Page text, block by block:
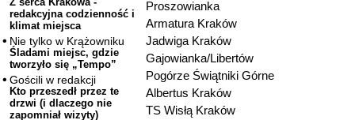
redakcyjna codzienność i
klimat miejsca
Nie tylko w Krążowniku
Śladami miejsc, gdzie
tworzyło się „Tempo”
Gościli w redakcji
Kto przeszedł przez te
drzwi (i dlaczego nie
zapomniał wizyty)
Proszowianka
Armatura Kraków
Jadwiga Kraków
Gajowianka/Libertów
Pogórze Świątniki Górne
Albertus Kraków
TS Wisłą Kraków